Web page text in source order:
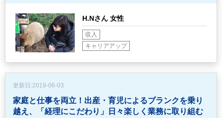
H.Nさん 女性
収入
キャリアアップ
更新日:2019-06-03
家庭と仕事を両立！出産・育児によるブランクを乗り
越え、
「経理にこだわり」日々楽しく業務に取り組む